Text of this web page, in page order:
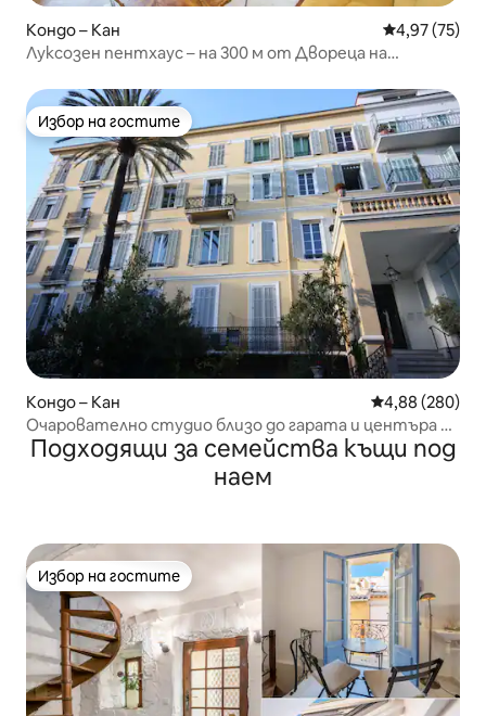
Кондо – Кан Средна
4,97 (75)
Луксозен пентхаус – на 300 м от Двореца на
Избор на гостите
Избор на гостите
Кондо – Кан Средна
4,88 (280)
Очарователно студио близо до гарата и центъра на
града
Подходящи за семейства къщи под
наем
Избор на гостите
Избор на гостите